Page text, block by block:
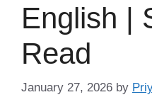
English |
Read
January 27, 2026 by